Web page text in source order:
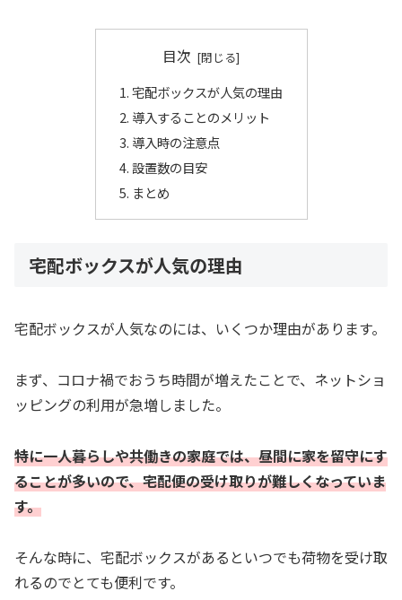
目次
宅配ボックスが人気の理由
導入することのメリット
導入時の注意点
設置数の目安
まとめ
宅配ボックスが人気の理由
宅配ボックスが人気なのには、いくつか理由があります。
まず、コロナ禍でおうち時間が増えたことで、ネットショ
ッピングの利用が急増しました。
特に一人暮らしや共働きの家庭では、昼間に家を留守にす
ることが多いので、宅配便の受け取りが難しくなっていま
す。
そんな時に、宅配ボックスがあるといつでも荷物を受け取
れるのでとても便利です。